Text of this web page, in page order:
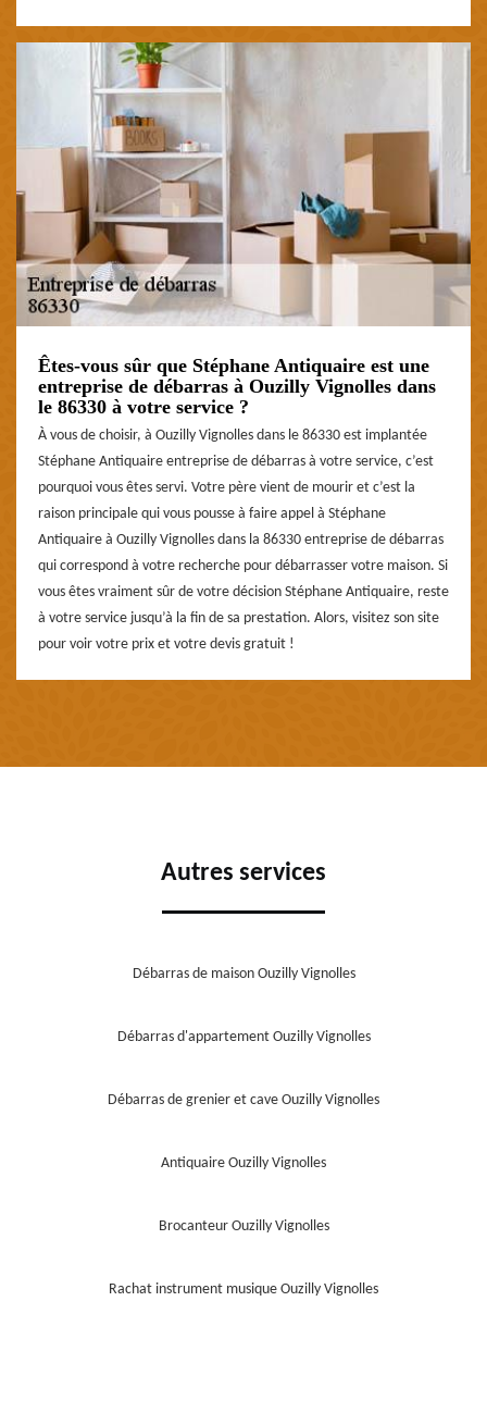
Êtes-vous sûr que Stéphane Antiquaire est une
entreprise de débarras à Ouzilly Vignolles dans
le 86330 à votre service ?
À vous de choisir, à Ouzilly Vignolles dans le 86330 est implantée
Stéphane Antiquaire entreprise de débarras à votre service, c’est
pourquoi vous êtes servi. Votre père vient de mourir et c’est la
raison principale qui vous pousse à faire appel à Stéphane
Antiquaire à Ouzilly Vignolles dans la 86330 entreprise de débarras
qui correspond à votre recherche pour débarrasser votre maison. Si
vous êtes vraiment sûr de votre décision Stéphane Antiquaire, reste
à votre service jusqu’à la fin de sa prestation. Alors, visitez son site
pour voir votre prix et votre devis gratuit !
Autres services
Débarras de maison Ouzilly Vignolles
Débarras d'appartement Ouzilly Vignolles
Débarras de grenier et cave Ouzilly Vignolles
Antiquaire Ouzilly Vignolles
Brocanteur Ouzilly Vignolles
Rachat instrument musique Ouzilly Vignolles